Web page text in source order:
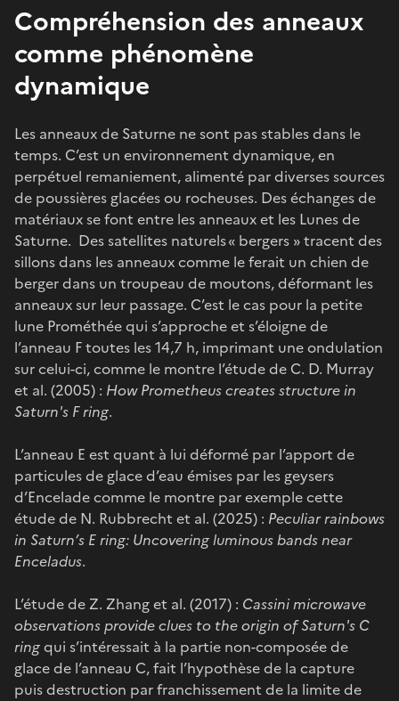
Compréhension des anneaux
comme phénomène
dynamique
Les anneaux de Saturne ne sont pas stables dans le
temps. C’est un environnement dynamique, en
perpétuel remaniement, alimenté par diverses sources
de poussières glacées ou rocheuses. Des échanges de
matériaux se font entre les anneaux et les Lunes de
Saturne. Des satellites naturels « bergers » tracent des
sillons dans les anneaux comme le ferait un chien de
berger dans un troupeau de moutons, déformant les
anneaux sur leur passage. C’est le cas pour la petite
lune Prométhée qui s’approche et s’éloigne de
l’anneau F toutes les 14,7 h, imprimant une ondulation
sur celui-ci, comme le montre l’étude de C. D. Murray
et al. (2005) : How Prometheus creates structure in
Saturn's F ring.
L’anneau E est quant à lui déformé par l’apport de
particules de glace d’eau émises par les geysers
d’Encelade comme le montre par exemple cette
étude de N. Rubbrecht et al. (2025) : Peculiar rainbows
in Saturn’s E ring: Uncovering luminous bands near
Enceladus.
L’étude de Z. Zhang et al. (2017) : Cassini microwave
observations provide clues to the origin of Saturn's C
ringqui s’intéressait à la partie non-composée de
glace de l’anneau C, fait l’hypothèse de la capture
puis destruction par franchissement de la limite de